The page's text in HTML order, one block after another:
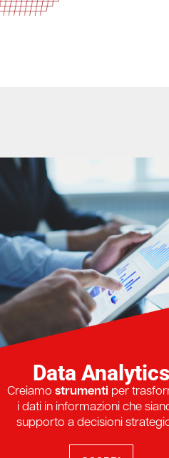
Data Analytics
Creiamo strumenti per
i dati in informazioni che
supporto a decisioni